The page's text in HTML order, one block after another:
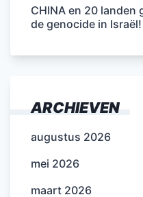
CHINA en 20 landen
de genocide in
ARCHIEVEN
augustus 2026
mei 2026
maart 2026